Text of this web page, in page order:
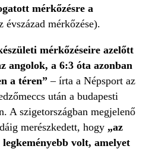
mérkőzésre a
évszázad mérkőzése).
mérkőzéseire azelőtt
angolok, a 6:3 óta azonban
a téren”– írta a Népsport az
után a budapesti
A szigetországban megjelenő
merészkedett, hogy „az
volt, amelyet